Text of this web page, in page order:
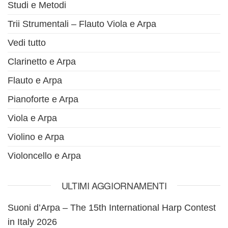
Studi e Metodi
Trii Strumentali – Flauto Viola e Arpa
Vedi tutto
Clarinetto e Arpa
Flauto e Arpa
Pianoforte e Arpa
Viola e Arpa
Violino e Arpa
Violoncello e Arpa
ULTIMI AGGIORNAMENTI
Suoni d’Arpa – The 15th International Harp Contest
in Italy 2026